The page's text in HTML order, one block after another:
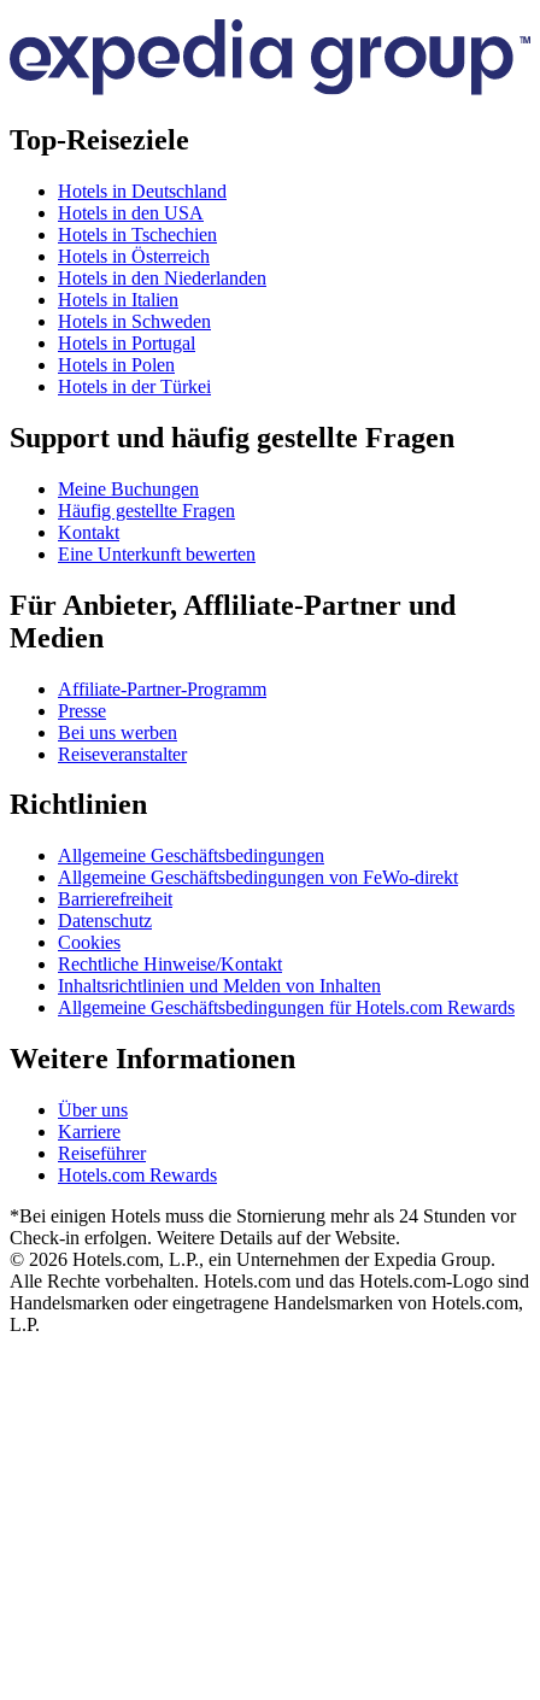
Top-Reiseziele
Hotels in Deutschland
Hotels in den USA
Hotels in Tschechien
Hotels in Österreich
Hotels in den Niederlanden
Hotels in Italien
Hotels in Schweden
Hotels in Portugal
Hotels in Polen
Hotels in der Türkei
Support und häufig gestellte Fragen
Meine Buchungen
Häufig gestellte Fragen
Kontakt
Eine Unterkunft bewerten
Für Anbieter, Affliliate-Partner und
Medien
Affiliate-Partner-Programm
Presse
Bei uns werben
Reiseveranstalter
Richtlinien
Allgemeine Geschäftsbedingungen
Allgemeine Geschäftsbedingungen von FeWo-direkt
Barrierefreiheit
Datenschutz
Cookies
Rechtliche Hinweise/Kontakt
Inhaltsrichtlinien und Melden von Inhalten
Allgemeine Geschäftsbedingungen für Hotels.com Rewards
Weitere Informationen
Über uns
Karriere
Reiseführer
Hotels.com Rewards
*Bei einigen Hotels muss die Stornierung mehr als 24 Stunden vor
Check-in erfolgen. Weitere Details auf der Website.
© 2026 Hotels.com, L.P., ein Unternehmen der Expedia Group.
Alle Rechte vorbehalten. Hotels.com und das Hotels.com-Logo sind
Handelsmarken oder eingetragene Handelsmarken von Hotels.com,
L.P.